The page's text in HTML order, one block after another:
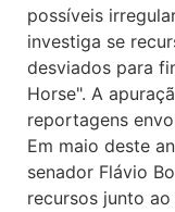
possíveis
investiga se
desviados para
Horse". A
reportagens
Em maio deste
senador Flávio
recursos junto